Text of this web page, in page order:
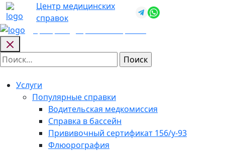
Skip
to
content
Центр медицинских
справок
Найти:
Услуги
Популярные справки
Водительская медкомиссия
Справка в бассейн
Прививочный сертификат 156/у-93
Флюорография